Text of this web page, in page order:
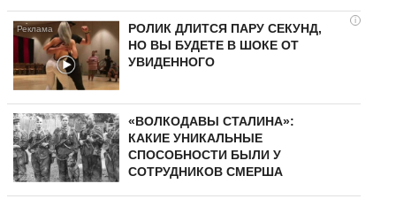
i
РОЛИК ДЛИТСЯ ПАРУ СЕКУНД,
НО ВЫ БУДЕТЕ В ШОКЕ ОТ
УВИДЕННОГО
«ВОЛКОДАВЫ СТАЛИНА»:
КАКИЕ УНИКАЛЬНЫЕ
СПОСОБНОСТИ БЫЛИ У
СОТРУДНИКОВ СМЕРША